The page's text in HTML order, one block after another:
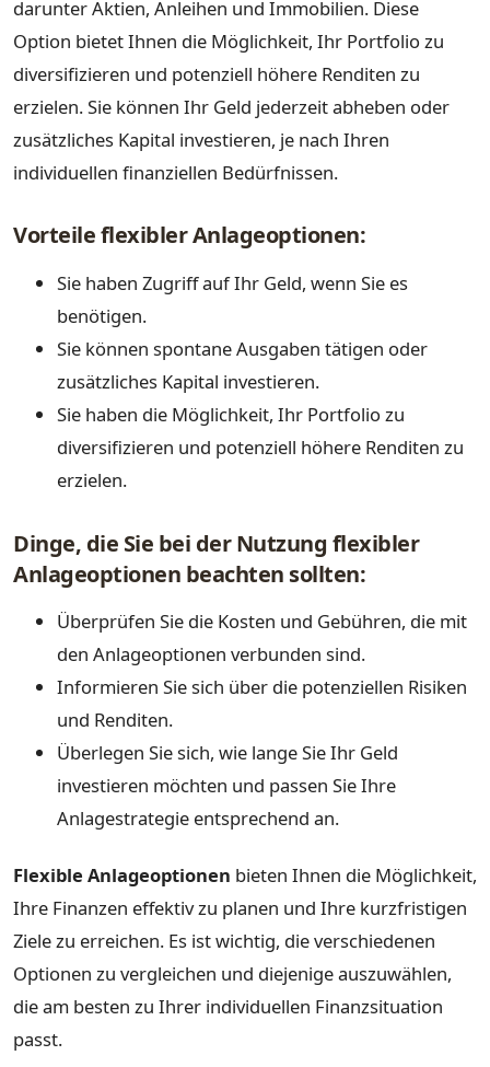
darunter Aktien, Anleihen und Immobilien. Diese
Option bietet Ihnen die Möglichkeit, Ihr Portfolio zu
diversifizieren und potenziell höhere Renditen zu
erzielen. Sie können Ihr Geld jederzeit abheben oder
zusätzliches Kapital investieren, je nach Ihren
individuellen finanziellen Bedürfnissen.
Vorteile flexibler Anlageoptionen:
Sie haben Zugriff auf Ihr Geld, wenn Sie es
benötigen.
Sie können spontane Ausgaben tätigen oder
zusätzliches Kapital investieren.
Sie haben die Möglichkeit, Ihr Portfolio zu
diversifizieren und potenziell höhere Renditen zu
erzielen.
Dinge, die Sie bei der Nutzung flexibler
Anlageoptionen beachten sollten:
Überprüfen Sie die Kosten und Gebühren, die mit
den Anlageoptionen verbunden sind.
Informieren Sie sich über die potenziellen Risiken
und Renditen.
Überlegen Sie sich, wie lange Sie Ihr Geld
investieren möchten und passen Sie Ihre
Anlagestrategie entsprechend an.
Flexible Anlageoptionen bieten Ihnen die Möglichkeit,
Ihre Finanzen effektiv zu planen und Ihre kurzfristigen
Ziele zu erreichen. Es ist wichtig, die verschiedenen
Optionen zu vergleichen und diejenige auszuwählen,
die am besten zu Ihrer individuellen Finanzsituation
passt.